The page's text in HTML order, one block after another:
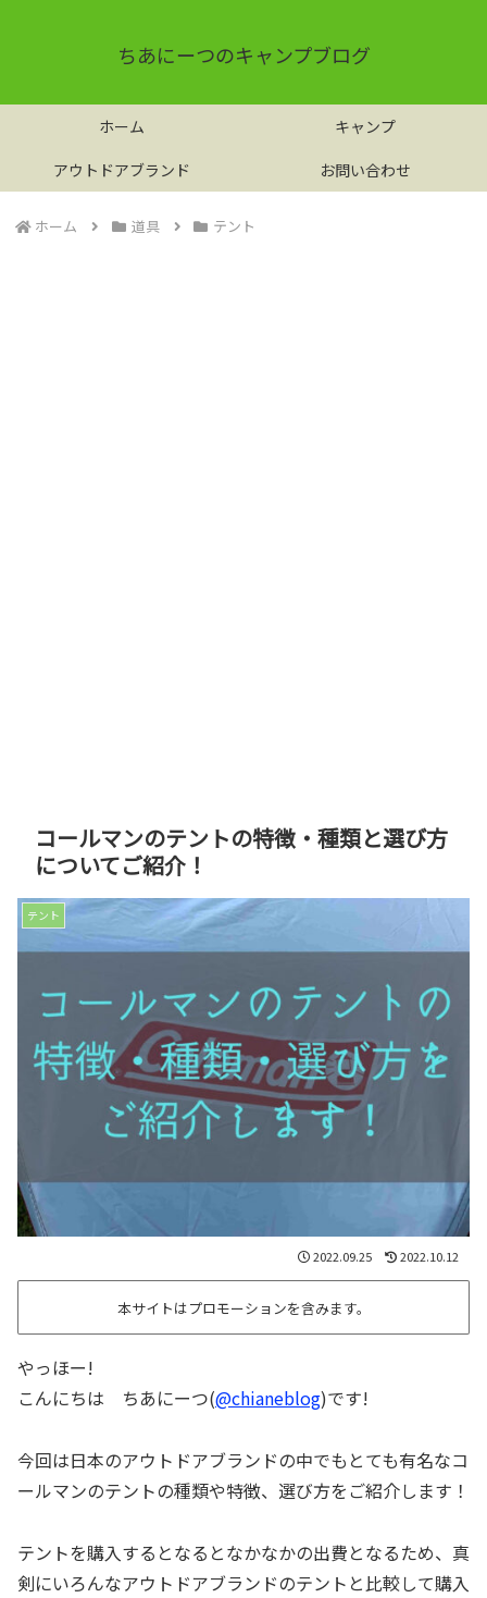
ちあにーつのキャンプブログ
ホーム
キャンプ
アウトドアブランド
お問い合わせ
ホーム 道具 テント
コールマンのテントの特徴・種類と選び方
についてご紹介！
テント
2022.09.25 2022.10.12
本サイトはプロモーションを含みます。
やっほー!
こんにちは ちあにーつ(@chianeblog)です!
今回は日本のアウトドアブランドの中でもとても有名なコ
ールマンのテントの種類や特徴、選び方をご紹介します！
テントを購入するとなるとなかなかの出費となるため、真
剣にいろんなアウトドアブランドのテントと比較して購入